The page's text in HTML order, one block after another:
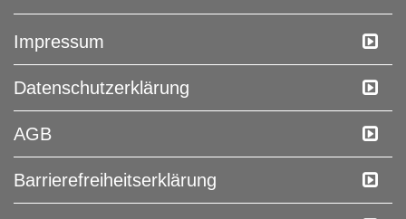
Impressum
Daten­schutz­erklärung
AGB
Barrierefreiheitserklärung